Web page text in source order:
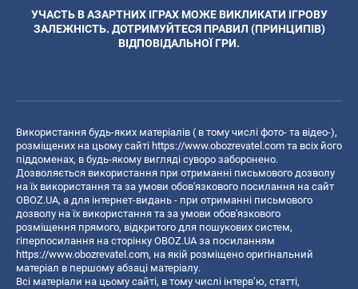
УЧАСТЬ В АЗАРТНИХ ІГРАХ МОЖЕ ВИКЛИКАТИ ІГРОВУ
ЗАЛЕЖНІСТЬ. ДОТРИМУЙТЕСЯ ПРАВИЛ (ПРИНЦИПІВ)
ВІДПОВІДАЛЬНОЇ ГРИ.
Використання будь-яких матеріалів ( в тому числі фото- та відео-),
розміщених на цьому сайті https://www.obozrevatel.com та всіх його
піддоменах, в будь-якому вигляді суворо заборонено.
Дозволяється використання при отриманні письмового дозволу
на їх використання та за умови обов'язкового посилання на сайт
OBOZ.UA, а для інтернет-видань - при отриманні письмового
дозволу на їх використання та за умови обов'язкового
розміщення прямого, відкритого для пошукових систем,
гіперпосилання на сторінку OBOZ.UA за посиланням
https://www.obozrevatel.com, на якій розміщено оригінальний
матеріал в першому абзаці матеріалу.
Всі матеріали на цьому сайті, в тому числі інтерв’ю, статті,